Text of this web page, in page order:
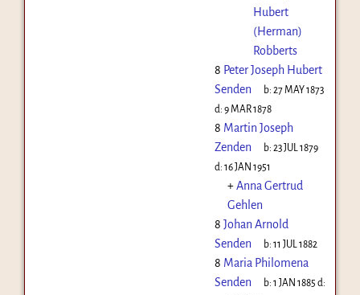
Hubert
(Herman)
Robberts
8 Peter Joseph Hubert
Senden
b:27 MAY 1873
d: 9 MAR 1878
8 Martin Joseph
Zenden
b:23 JUL 1879
d: 16 JAN 1951
+Anna Gertrud
Gehlen
8 Johan Arnold
Senden
b:11 JUL 1882
8 Maria Philomena
Senden
b:1 JAN 1885 d: